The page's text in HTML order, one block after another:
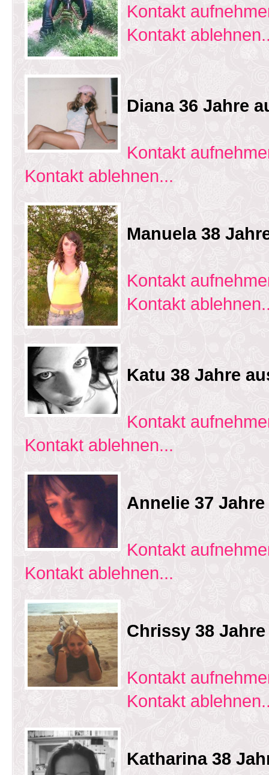
Kontakt
Kontakt
Diana 36 Jahre
Kontakt
Kontakt ablehnen...
Manuela 38
Kontakt
Kontakt
Katu 38 Jahre
Kontakt
Kontakt ablehnen...
Annelie 37
Kontakt
Kontakt ablehnen...
Chrissy 38
Kontakt
Kontakt
Katharina 38